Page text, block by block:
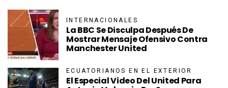
INTERNACIONALES
La BBC Se Disculpa Después De
Mostrar Mensaje Ofensivo Contra
Manchester United
ECUATORIANOS EN EL EXTERIOR
El Especial Video Del United Para